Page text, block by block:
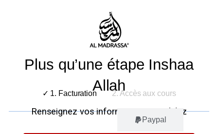
Plus qu’une étape Inshaa
Allah
✓ 1. Facturation2. Accès aux cours
Renseignez vos informations et validez
Paypal